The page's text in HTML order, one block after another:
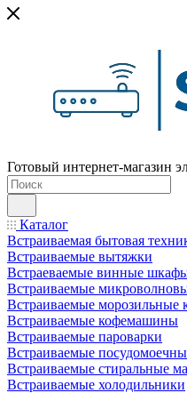
Готовый интернет-магазин
Каталог
Встраиваемая бытовая
Встраиваемые вытяжки
Встраеваемые винные
Встраиваемые
Встраиваемые морозильные
Встраиваемые кофемашины
Встраиваемые пароварки
Встраиваемые
Встраиваемые стиральные
Встраиваемые холодильники